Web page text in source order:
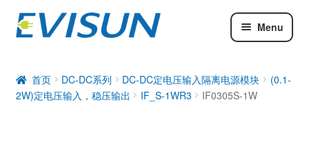
Menu
DC-DC系列
工业通信模块
首页 DC-DC系列 DC-DC定电压输入隔离电源模块
(0.1-
2W)定电压输入，稳压输出
IF_S-1WR3 IF0305S-1W